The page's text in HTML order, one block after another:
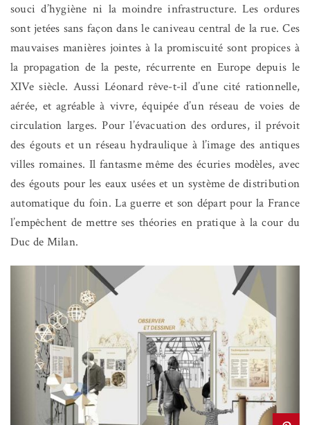
souci d’hygiène ni la moindre infrastructure. Les ordures
sont jetées sans façon dans le caniveau central de la rue. Ces
mauvaises manières jointes à la promiscuité sont propices à
la propagation de la peste, récurrente en Europe depuis le
XIVe siècle. Aussi Léonard rêve-t-il d’une cité rationnelle,
aérée, et agréable à vivre, équipée d’un réseau de voies de
circulation larges. Pour l’évacuation des ordures, il prévoit
des égouts et un réseau hydraulique à l’image des antiques
villes romaines. Il fantasme même des écuries modèles, avec
des égouts pour les eaux usées et un système de distribution
automatique du foin. La guerre et son départ pour la France
l’empêchent de mettre ses théories en pratique à la cour du
Duc de Milan.